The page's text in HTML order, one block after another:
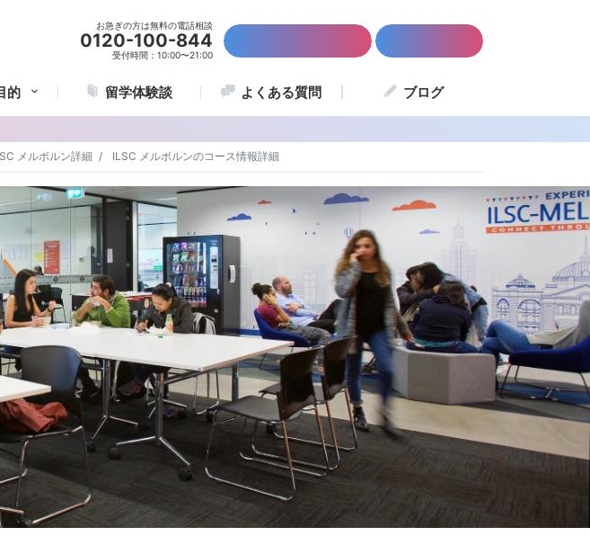
お急ぎの方は無料の電話相談
0120-100-844
受付時間：10:00〜21:00
的 留学体験談 よくある質問 ブログ
メルボルン詳細 ILSC メルボルンのコース情報詳細